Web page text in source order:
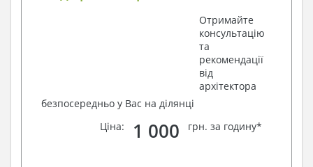
Отримайте
консультацію
та
рекомендації
від
архітектора
безпосередньо у Вас на ділянці
Ціна:
1 000 грн. за годину*